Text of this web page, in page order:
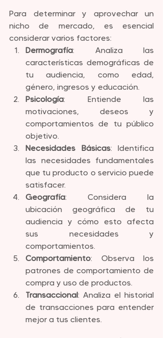
Para determinar y aprovechar un
nicho de mercado, es esencial
considerar varios factores:
Dermografía: Analiza las
características demográficas de
tu audiencia, como edad,
género, ingresos y educación.
Psicología: Entiende las
motivaciones, deseos y
comportamientos de tu público
objetivo.
Necesidades Básicas: Identifica
las necesidades fundamentales
que tu producto o servicio puede
satisfacer.
Geografía: Considera la
ubicación geográfica de tu
audiencia y cómo esto afecta
sus necesidades y
comportamientos.
Comportamiento: Observa los
patrones de comportamiento de
compra y uso de productos.
Transaccional: Analiza el historial
de transacciones para entender
mejor a tus clientes.